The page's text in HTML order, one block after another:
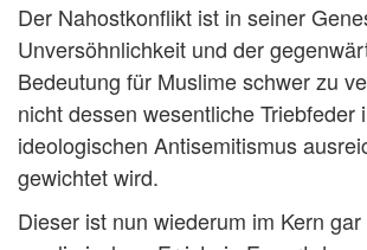
Der Nahostkonflikt ist in seiner
Unversöhnlichkeit und der
Bedeutung für Muslime schwer zu
nicht dessen wesentliche Triebfeder
ideologischen Antisemitismus
gewichtet wird.
Dieser ist nun wiederum im Kern